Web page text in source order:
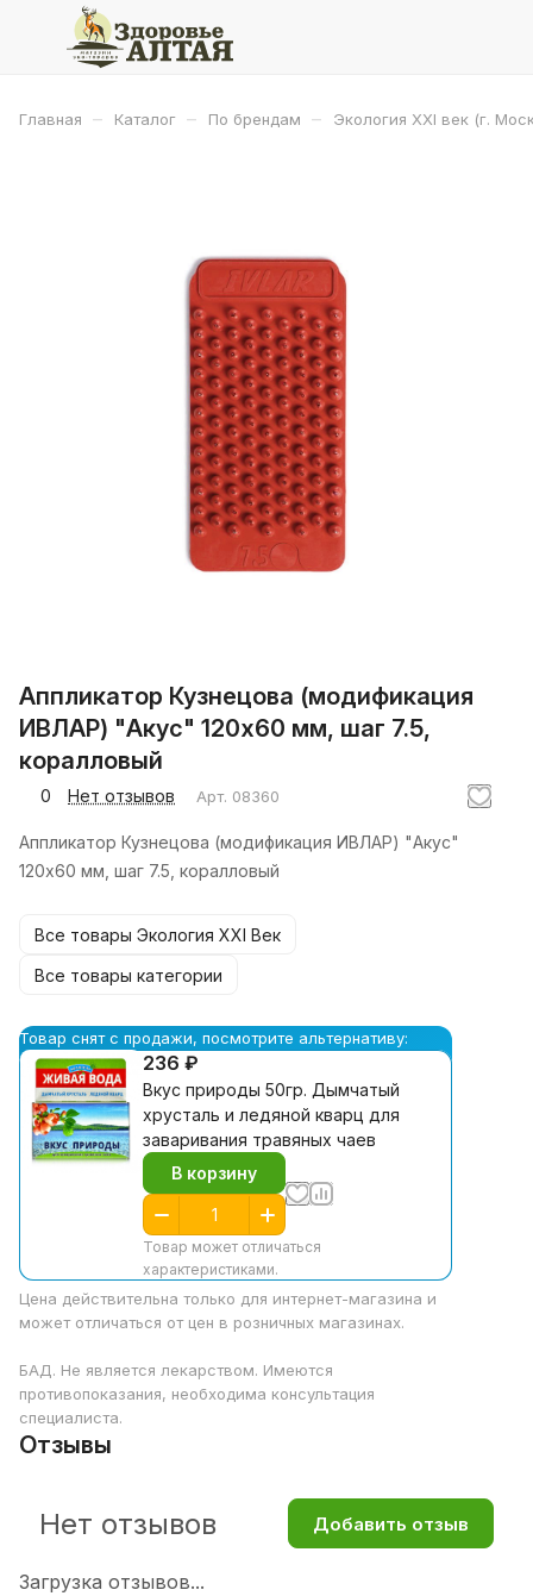
Главная – Каталог – По брендам – Экология XXI век (г.
Аппликатор Кузнецова (модификация
ИВЛАР) "Акус" 120х60 мм, шаг 7.5,
коралловый
0 Нет отзывов Арт. 08360
Аппликатор Кузнецова (модификация ИВЛАР) "Акус"
120х60 мм, шаг 7.5, коралловый
Все товары Экология XXI Век
Все товары категории
Товар снят с продажи, посмотрите альтернативу:
236 ₽
Вкус природы 50гр. Дымчатый
хрусталь и ледяной кварц для
заваривания травяных чаев
В корзину
Товар может отличаться
характеристиками.
Цена действительна только для интернет-магазина и
может отличаться от цен в розничных магазинах.
БАД. Не является лекарством. Имеются
противопоказания, необходима консультация
специалиста.
Отзывы
Загрузка отзывов...
Нет отзывов Добавить отзыв